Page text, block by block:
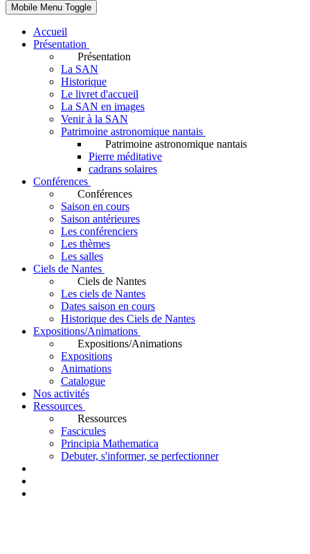
Mobile Menu Toggle
Accueil
Présentation
Présentation
La SAN
Historique
Le livret d'accueil
La SAN en images
Venir à la SAN
Patrimoine astronomique nantais
Patrimoine astronomique nantais
Pierre méditative
cadrans solaires
Conférences
Conférences
Saison en cours
Saison antérieures
Les conférenciers
Les thèmes
Les salles
Ciels de Nantes
Ciels de Nantes
Les ciels de Nantes
Dates saison en cours
Historique des Ciels de Nantes
Expositions/Animations
Expositions/Animations
Expositions
Animations
Catalogue
Nos activités
Ressources
Ressources
Fascicules
Principia Mathematica
Debuter, s'informer, se perfectionner